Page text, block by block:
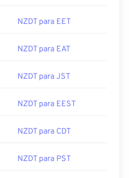
NZDT para EET
NZDT para EAT
NZDT para JST
NZDT para EEST
NZDT para CDT
NZDT para PST